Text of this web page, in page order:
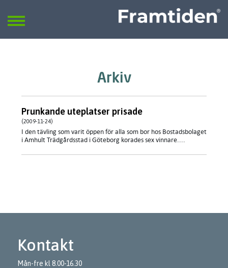
SÖK
Arkiv
Prunkande uteplatser prisade
(2009-11-24)
I den tävling som varit öppen för alla som bor hos Bostadsbolaget
i Amhult Trädgårdsstad i Göteborg korades sex vinnare....
Kontakt
Mån-fre kl 8.00-16.30